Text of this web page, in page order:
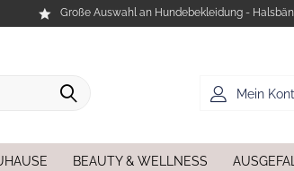
Große Auswahl an Hundebekleidung -
Mein
BEAUTY & WELLNESS